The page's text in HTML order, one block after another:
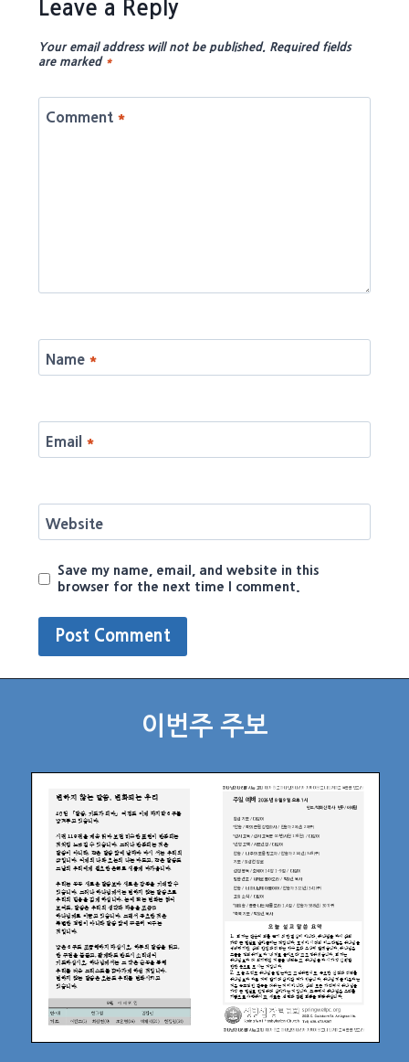
Leave a Reply
Your email address will not be published. Required fields
are marked *
Comment *
Name *
Email *
Website
Save my name, email, and website in this
browser for the next time I comment.
이번주 주보